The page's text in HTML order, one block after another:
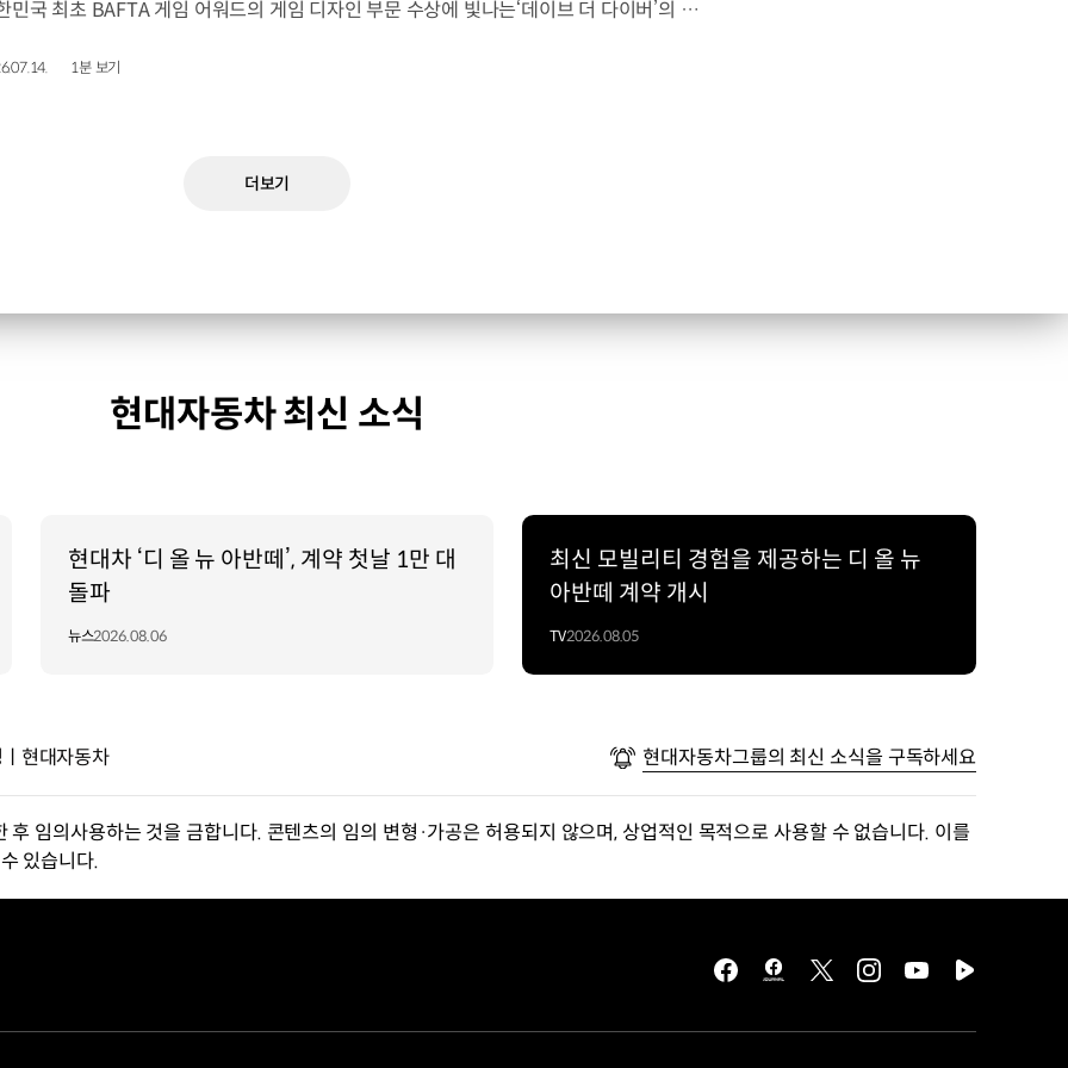
대한민국 최초 BAFTA 게임 어워드의 게임 디자인 부문 수상에 빛나는‘데이브 더 다이버’의 최신 DLC에 포니 픽업이 등장합니다.데이브 더 다이버 - 인 더 정글 속 포니 픽업의 활약을 체험해 보세요. Steam, Nintendo Switch 2 Nintendo Switch, PS5 PS4, Xbox Series X|S, Epic Games Store에서 만나 볼 수 있습니다. #현대자동차 #데이브더다이버 #인더정글 #민트로켓 #게임콜라보 #포니픽업 #포니 유튜브 쇼츠 보기 >
1분 보기
더보기
현대자동차 최신 소식
현대차 ‘디 올 뉴 아반떼’, 계약 첫날 1만 대
돌파
뉴스2026.08.06
최신 모빌리티 경험을 제공하는 디 올 뉴
아반떼 계약 개시
TV2026.08.05
현대자동차 현대자동차그룹의 최신 소식을 구독하세요
임의사용하는 것을 금합니다. 콘텐츠의 임의 변형·가공은 허용되지 않으며, 상업적인 목적으로 사용할 수 없습니다. 이를
있습니다.
facebook
hmg
facebook
twitterinstagramyoutubenaver